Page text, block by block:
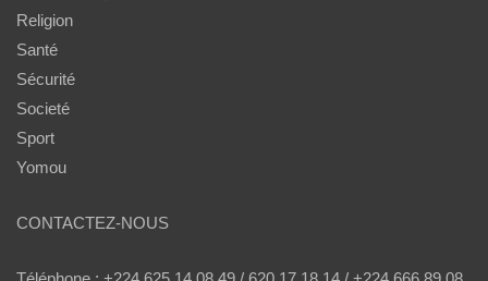
Religion
Santé
Sécurité
Societé
Sport
Yomou
CONTACTEZ-NOUS